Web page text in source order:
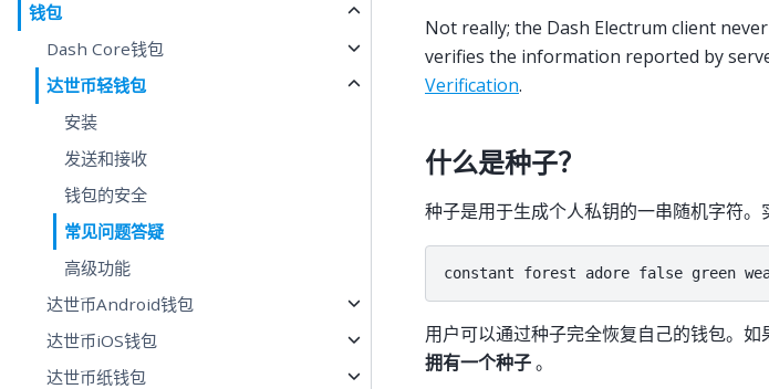
钱包
Dash Core钱包
达世币轻钱包
安装
发送和接收
钱包的安全
常见问题答疑
高级功能
达世币Android钱包
达世币iOS钱包
达世币纸钱包
Not really; the Dash Electrum client
verifies the information reported by
Verification.
什么是种子？
种子是用于生成个人私钥的一串随机字符。
用户可以通过种子完全恢复自己的钱包。
拥有一个种子。